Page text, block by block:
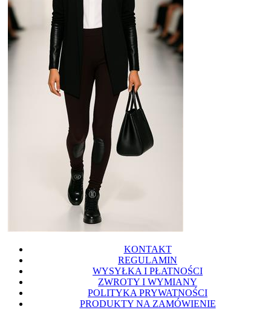
KONTAKT
REGULAMIN
WYSYŁKA I PŁATNOŚCI
ZWROTY I WYMIANY
POLITYKA PRYWATNOŚCI
PRODUKTY NA ZAMÓWIENIE